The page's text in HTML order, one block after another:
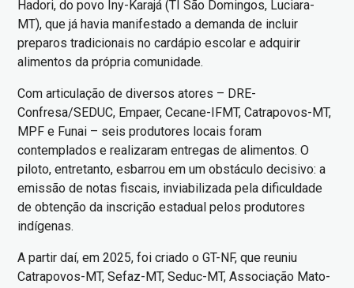
Hadori, do povo Iny-Karajá (TI São Domingos, Luciara-
MT), que já havia manifestado a demanda de incluir
preparos tradicionais no cardápio escolar e adquirir
alimentos da própria comunidade.
Com articulação de diversos atores – DRE-
Confresa/SEDUC, Empaer, Cecane-IFMT, Catrapovos-MT,
MPF e Funai – seis produtores locais foram
contemplados e realizaram entregas de alimentos. O
piloto, entretanto, esbarrou em um obstáculo decisivo: a
emissão de notas fiscais, inviabilizada pela dificuldade
de obtenção da inscrição estadual pelos produtores
indígenas.
A partir daí, em 2025, foi criado o GT-NF, que reuniu
Catrapovos-MT, Sefaz-MT, Seduc-MT, Associação Mato-